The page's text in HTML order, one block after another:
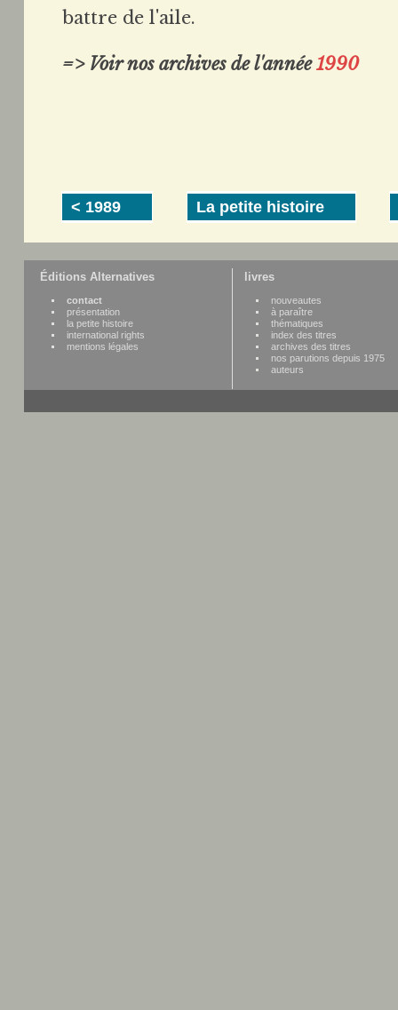
battre de l'aile.
=> Voir nos archives de l'année1990
< 1989 La petite histoire
Éditions Alternatives
contact
présentation
la petite histoire
international rights
mentions légales
livres
nouveautes
à paraître
thématiques
index des titres
archives des titres
nos parutions depuis 1975
auteurs